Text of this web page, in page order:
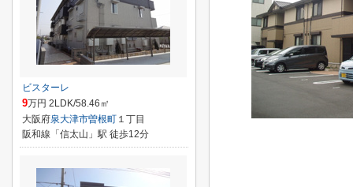
ビスターレ
9万円 2LDK/58.46㎡
大阪府泉大津市曽根町 １丁目
阪和線「信太山」駅 徒歩12分